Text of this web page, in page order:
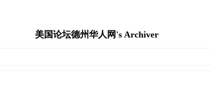
美国论坛德州华人网's Archiver